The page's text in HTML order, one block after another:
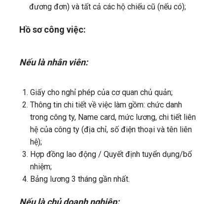
đương đơn) và tất cả các hộ chiếu cũ (nếu có);
Hồ sơ công việc:
Nếu là nhân viên:
Giấy cho nghỉ phép của cơ quan chủ quản;
Thông tin chi tiết về việc làm gồm: chức danh
trong công ty, Name card, mức lương, chi tiết liên
hệ của công ty (địa chỉ, số điện thoại và tên liên
hệ);
Hợp đồng lao động / Quyết định tuyển dụng/bổ
nhiệm;
Bảng lương 3 tháng gần nhất.
Nếu là chủ doanh nghiệp: